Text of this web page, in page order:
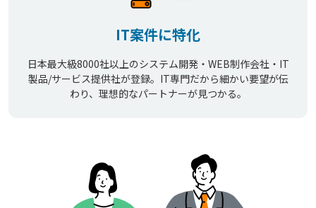
IT案件に特化
日本最大級8000社以上のシステム開発・WEB制作会社・IT
製品/サービス提供社が登録。IT専門だから細かい要望が伝
わり、理想的なパートナーが見つかる。